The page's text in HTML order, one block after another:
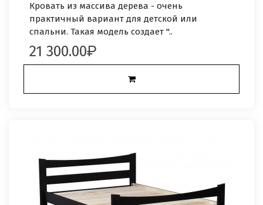
Кровать из массива дерева - очень
практичный вариант для детской или
спальни. Такая модель создает "..
21 300.00